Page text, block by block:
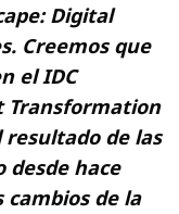
Digital
Creemos que
el IDC
Transformation
resultado de las
desde hace
cambios de la